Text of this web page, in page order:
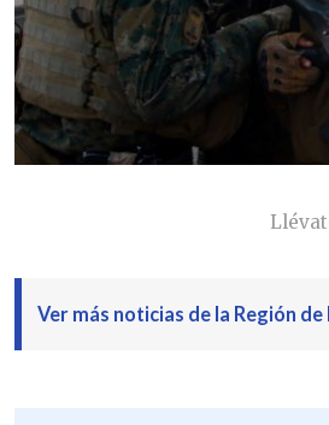
Ver más noticias de la Región de